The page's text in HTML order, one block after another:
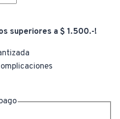
superiores a $ 1.500.-!